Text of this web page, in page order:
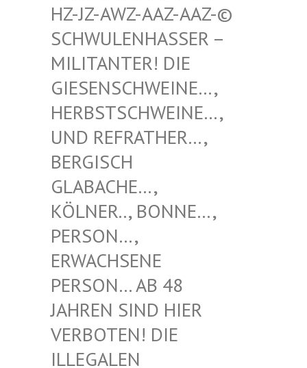
WZ-AAZ-AAZ-© SCHWULE
NHASSER – MILITAN
TER! DIE GIESENS
CHWEINE…, HERBSTS
CHWEINE…, UND REF
RATHER…, BERGISC
H GLABACH
E…, KÖLNER.
., BONNE…, PERSON…
, ERWACHS
ENE PERSON…
AB 48 JAHREN
SIND HIER VERBOTE
N! DIE ILLEGAL
EN MINDERJ